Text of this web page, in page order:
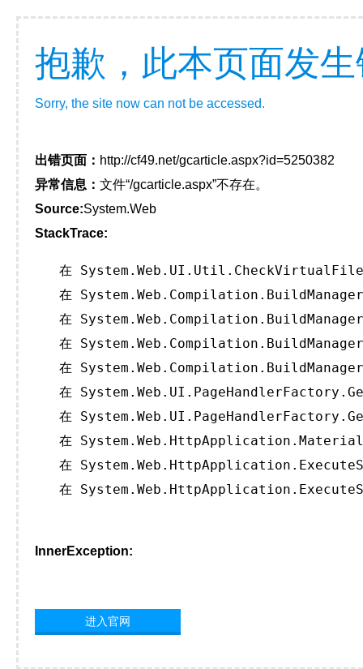
抱歉，此本页面发
Sorry, the site now can not be accessed.
出错页面： http://cf49.net/gcarticle.aspx?id=5250382
异常信息： 文件“/gcarticle.aspx”不存在。
Source:System.Web
StackTrace:
在
在
在
在
在
在
在
在
在
在
InnerException:
进入官网